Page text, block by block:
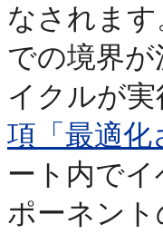
なされま
での境界
イクルが
項「最適
ート内で
ポーネン